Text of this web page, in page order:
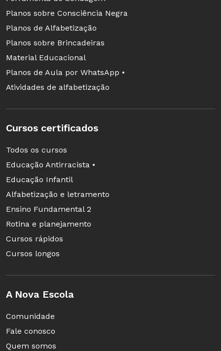
Planos sobre Consciência Negra
Planos de Alfabetização
Planos sobre Brincadeiras
Material Educacional
Planos de Aula por WhatsApp •
Atividades de alfabetização
Cursos certificados
Todos os cursos
Educação Antirracista •
Educação Infantil
Alfabetização e letramento
Ensino Fundamental 2
Rotina e planejamento
Cursos rápidos
Cursos longos
A Nova Escola
Comunidade
Fale conosco
Quem somos